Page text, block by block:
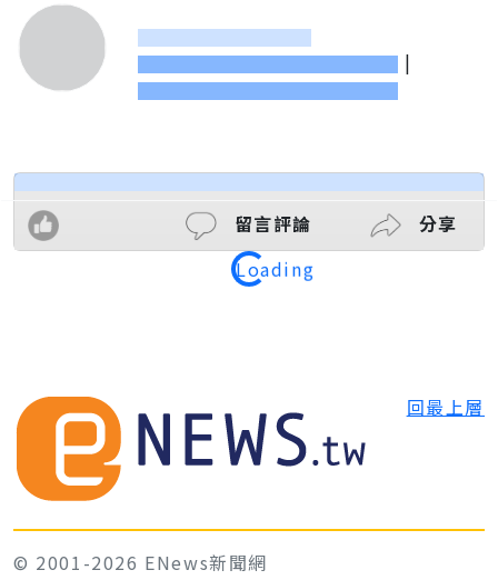
|
留言評論 分享
Loading
回最上層
© 2001-2026 ENews新聞網